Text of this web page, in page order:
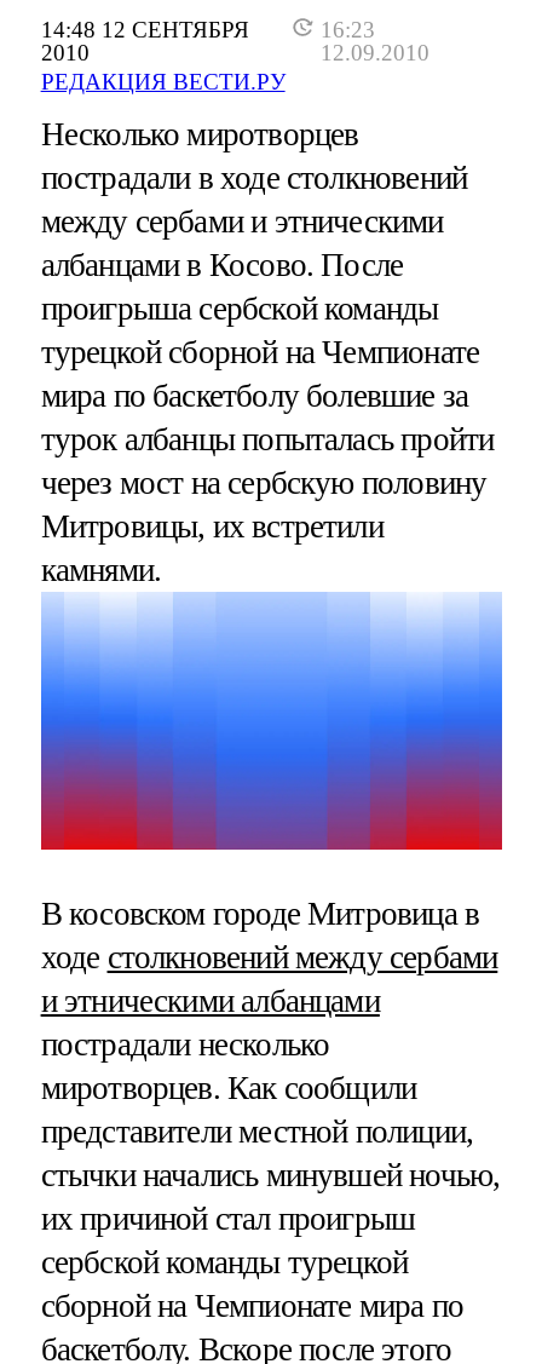
14:48 12 СЕНТЯБРЯ
2010
16:23
12.09.2010
РЕДАКЦИЯ ВЕСТИ.РУ
Несколько миротворцев
пострадали в ходе столкновений
между сербами и этническими
албанцами в Косово. После
проигрыша сербской команды
турецкой сборной на Чемпионате
мира по баскетболу болевшие за
турок албанцы попыталась пройти
через мост на сербскую половину
Митровицы, их встретили
камнями.
В косовском городе Митровица в
ходе столкновений между сербами
и этническими албанцами
пострадали несколько
миротворцев. Как сообщили
представители местной полиции,
стычки начались минувшей ночью,
их причиной стал проигрыш
сербской команды турецкой
сборной на Чемпионате мира по
баскетболу. Вскоре после этого